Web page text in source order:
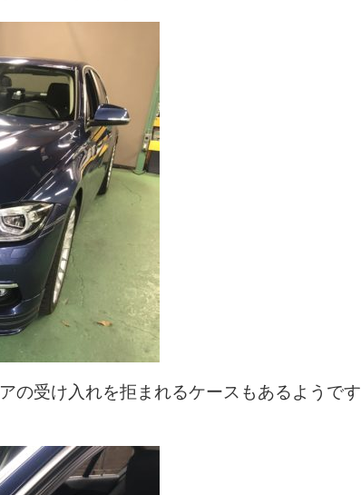
の受け入れを拒まれるケースもあるようです